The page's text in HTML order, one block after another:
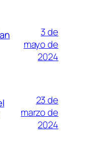
3 de
mayo de
2024
23 de
marzo de
2024